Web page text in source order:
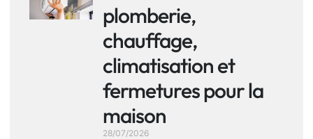
plomberie,
chauffage,
climatisation et
fermetures pour la
maison
28/07/2026